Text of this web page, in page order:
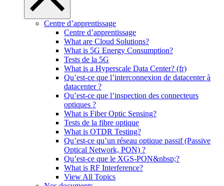
Centre d’apprentissage
Centre d’apprentissage
What are Cloud Solutions?
What is 5G Energy Consumption?
Tests de la 5G
What is a Hyperscale Data Center? (fr)
Qu’est-ce que l’interconnexion de datacenter à
datacenter ?
Qu’est-ce que l’inspection des connecteurs
optiques ?
What is Fiber Optic Sensing?
Tests de la fibre optique
What is OTDR Testing?
Qu’est-ce qu’un réseau optique passif (Passive
Optical Network, PON) ?
Qu’est-ce que le XGS-PON&nbsp;?
What is RF Interference?
View All Topics